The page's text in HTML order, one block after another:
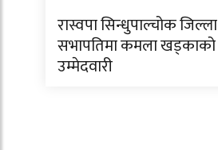
रास्वपा सिन्धुपाल्चोक जिल्ला
सभापतिमा कमला खड्काको
उम्मेदवारी